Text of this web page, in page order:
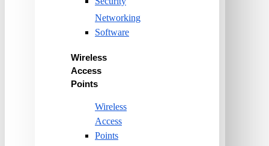
Networking
Software
Wireless
Access
Points
Wireless
Access
Points